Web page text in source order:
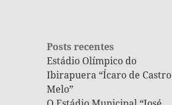
Posts recentes
Estádio Olímpico do
Ibirapuera “Ícaro de Castro
Melo”